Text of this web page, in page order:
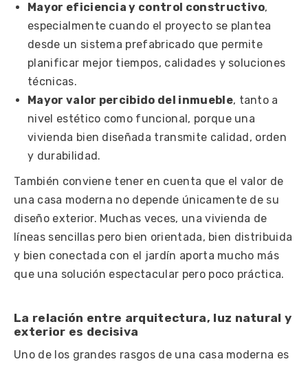
Mayor eficiencia y control constructivo,
especialmente cuando el proyecto se plantea
desde un sistema prefabricado que permite
planificar mejor tiempos, calidades y soluciones
técnicas.
Mayor valor percibido del inmueble, tanto a
nivel estético como funcional, porque una
vivienda bien diseñada transmite calidad, orden
y durabilidad.
También conviene tener en cuenta que el valor de
una casa moderna no depende únicamente de su
diseño exterior. Muchas veces, una vivienda de
líneas sencillas pero bien orientada, bien distribuida
y bien conectada con el jardín aporta mucho más
que una solución espectacular pero poco práctica.
La relación entre arquitectura, luz natural y
exterior es decisiva
Uno de los grandes rasgos de una casa moderna es